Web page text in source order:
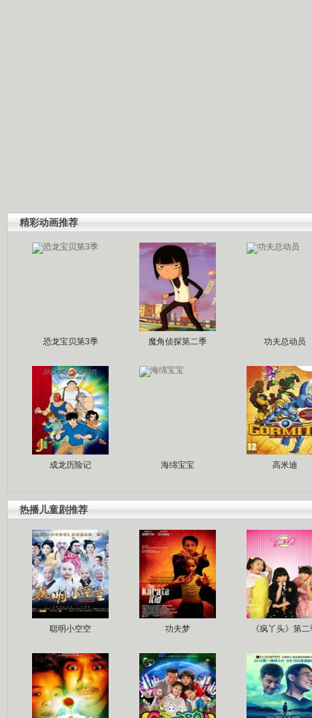
精彩动画推荐
恐龙宝贝第3季 魔角侦探第二季 功夫总动员
成龙历险记 海绵宝宝 高米迪
热播儿童剧推荐
聪明小空空 功夫梦 《疯丫头》第二